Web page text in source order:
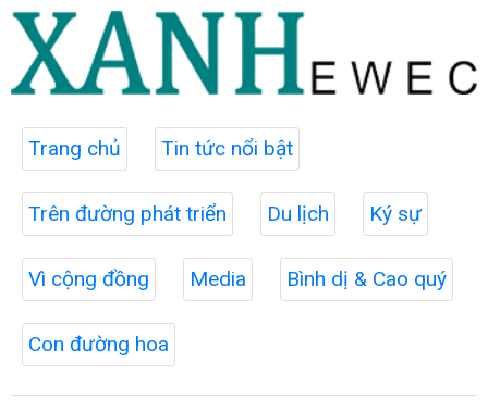
Trang chủ Tin tức nổi bật
Trên đường phát triển Du lịch Ký sự
Vì cộng đồng Media Bình dị & Cao quý
Con đường hoa